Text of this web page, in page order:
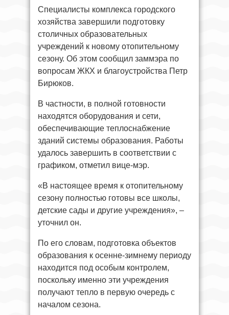
Специалисты комплекса городского
хозяйства завершили подготовку
столичных образовательных
учреждений к новому отопительному
сезону. Об этом сообщил заммэра по
вопросам ЖКХ и благоустройства Петр
Бирюков.
В частности, в полной готовности
находятся оборудования и сети,
обеспечивающие теплоснабжение
зданий системы образования. Работы
удалось завершить в соответствии с
графиком, отметил вице-мэр.
«В настоящее время к отопительному
сезону полностью готовы все школы,
детские сады и другие учреждения», –
уточнил он.
По его словам, подготовка объектов
образования к осенне-зимнему периоду
находится под особым контролем,
поскольку именно эти учреждения
получают тепло в первую очередь с
началом сезона.